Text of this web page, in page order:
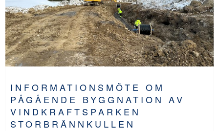
INFORMATIONSMÖTE OM
PÅGÅENDE BYGGNATION AV
VINDKRAFTSPARKEN
STORBRÄNNKULLEN